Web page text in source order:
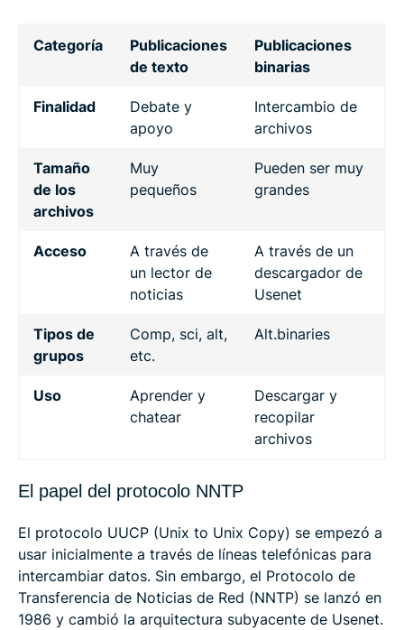
Categoría
Publicaciones
de texto
Publicaciones
binarias
Finalidad
Debate y
apoyo
Intercambio de
archivos
Tamaño
de los
archivos
Muy
pequeños
Pueden ser muy
grandes
Acceso
A través de
un lector de
noticias
A través de un
descargador de
Usenet
Tipos de
grupos
Comp, sci, alt,
etc.
Alt.binaries
Uso
Aprender y
chatear
Descargar y
recopilar
archivos
El papel del protocolo NNTP
El protocolo UUCP (Unix to Unix Copy) se empezó a
usar inicialmente a través de líneas telefónicas para
intercambiar datos. Sin embargo, el Protocolo de
Transferencia de Noticias de Red (NNTP) se lanzó en
1986 y cambió la arquitectura subyacente de Usenet.